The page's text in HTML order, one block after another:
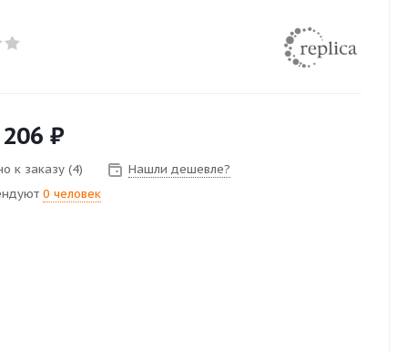
₽
к заказу (4)
Нашли дешевле?
0 человек